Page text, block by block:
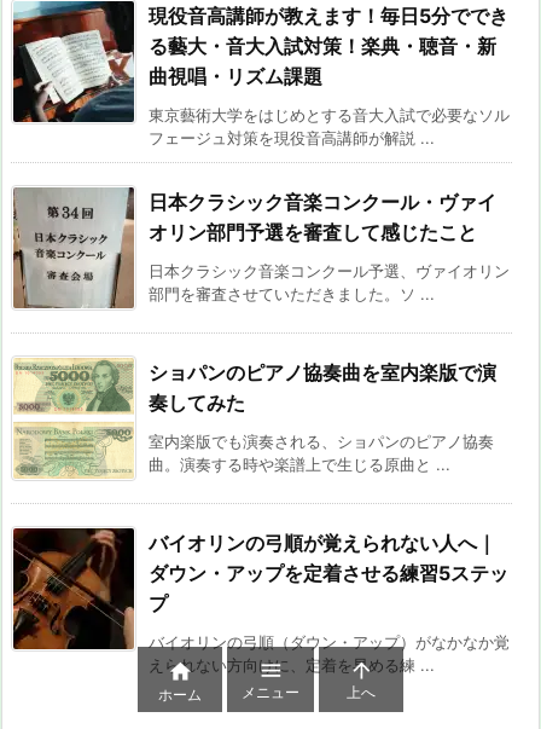
現役音高講師が教えます！毎日5分ででき
る藝大・音大入試対策！楽典・聴音・新
曲視唱・リズム課題
東京藝術大学をはじめとする音大入試で必要なソル
フェージュ対策を現役音高講師が解説 ...
日本クラシック音楽コンクール・ヴァイ
オリン部門予選を審査して感じたこと
日本クラシック音楽コンクール予選、ヴァイオリン
部門を審査させていただきました。ソ ...
ショパンのピアノ協奏曲を室内楽版で演
奏してみた
室内楽版でも演奏される、ショパンのピアノ協奏
曲。演奏する時や楽譜上で生じる原曲と ...
バイオリンの弓順が覚えられない人へ｜
ダウン・アップを定着させる練習5ステッ
プ
バイオリンの弓順（ダウン・アップ）がなかなか覚
えられない方向けに、定着を早める練 ...

ホーム

メニュー

上へ